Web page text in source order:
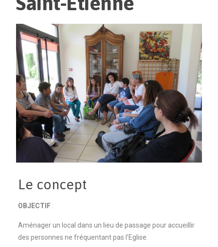
Le concept
OBJECTIF:
Aménager un local dans un lieu de passage pour accueillir
des personnes ne fréquentant pas l’Eglise.